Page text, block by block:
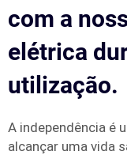
com a
elétrica
utilização.
A independência é
alcançar uma vida